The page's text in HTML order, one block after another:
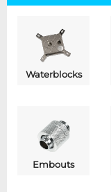
Waterblocks
Embouts